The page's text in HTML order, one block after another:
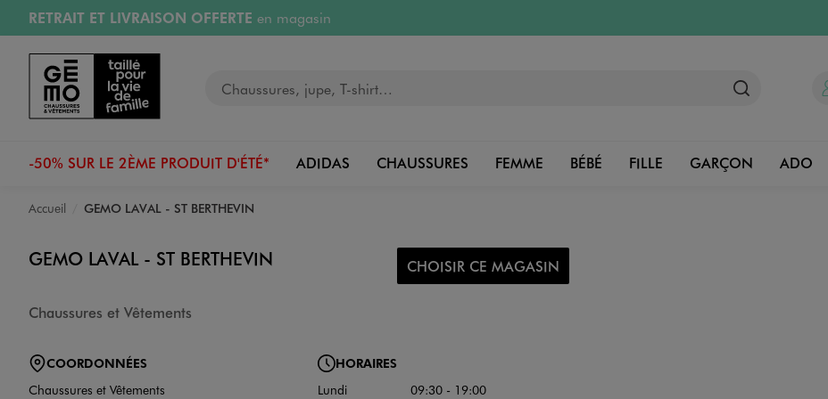
Aller au contenu principal
Aller à la navigation
RETRAIT ET LIVRAISON OFFERTE en magasin
Retours OFFERTSpendant 30 jours
PAYEZ EN 3x SANS FRAIS
dès 50€
RÉSERVATION GRATUITE
-50% SUR LE 2ÈME PRODUIT D'ÉTÉ* ADIDAS CHAUSSURES FEMME BÉBÉ FILLE GARÇON ADO
Accueil GEMO LAVAL - ST BERTHEVIN
GEMO LAVAL - ST BERTHEVIN
Chaussures et Vêtements
CHOISIR CE MAGASIN
COORDONNÉES
Chaussures et Vêtements
HORAIRES
Lundi
09:30 - 19:00